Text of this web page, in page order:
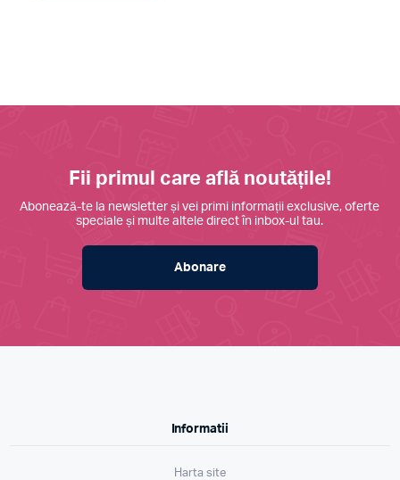
Fii primul care află noutățile!
Abonează-te la newsletter și vei primi informații exclusive, oferte
speciale și multe altele direct în inbox-ul tau.
Abonare
Informatii
Harta site